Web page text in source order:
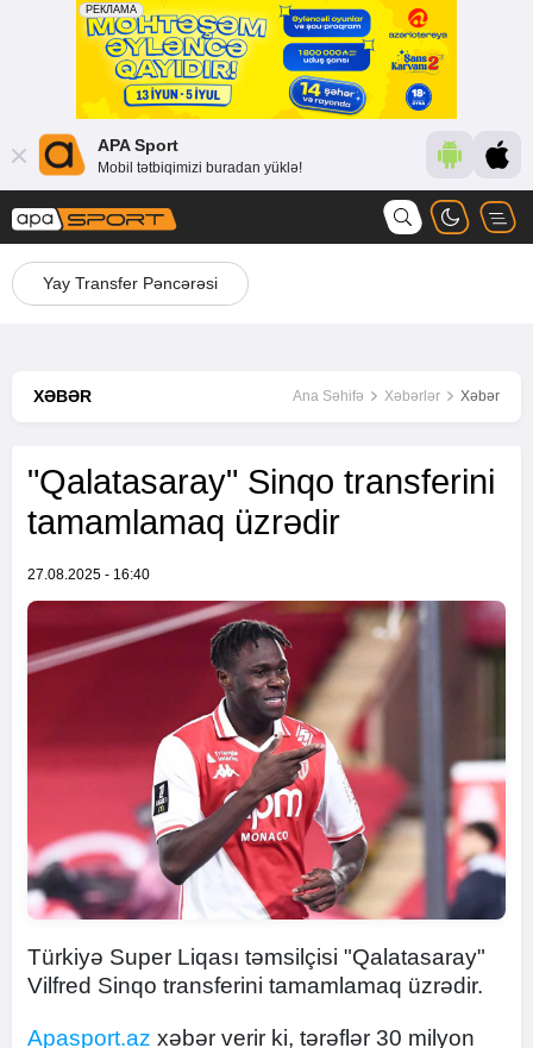
APA Sport
Mobil tətbiqimizi buradan yüklə!
Yay Transfer Pəncərəsi
XƏBƏR Ana Səhifə Xəbərlər Xəbər
"Qalatasaray" Sinqo transferini
tamamlamaq üzrədir
27.08.2025 - 16:40
Türkiyə Super Liqası təmsilçisi "Qalatasaray"
Vilfred Sinqo transferini tamamlamaq üzrədir.
Apasport.az xəbər verir ki, tərəflər 30 milyon